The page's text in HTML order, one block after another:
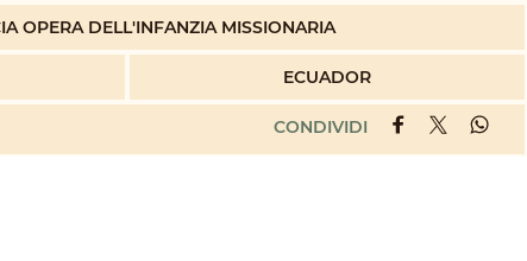
OPERA DELL'INFANZIA MISSIONARIA
ECUADOR
CONDIVIDI